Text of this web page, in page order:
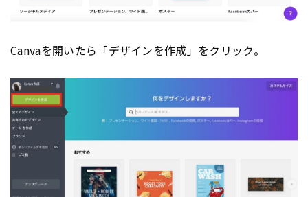
Canvaを開いたら「デザインを作成」をクリック。